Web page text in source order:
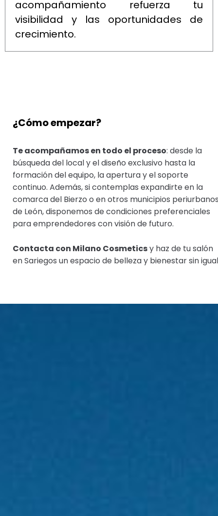
acompañamiento refuerza tu
visibilidad y las oportunidades de
crecimiento.
¿Cómo empezar?
Te acompañamos en todo el proceso: desde la
búsqueda del local y el diseño exclusivo hasta la
formación del equipo, la apertura y el soporte
continuo. Además, si contemplas expandirte en la
comarca del Bierzo o en otros municipios
de León, disponemos de condiciones preferenciales
para emprendedores con visión de futuro.
Contacta con Milano Cosmeticsy haz de tu salón
en Sariegos un espacio de belleza y bienestar sin